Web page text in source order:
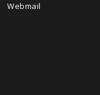
Webmail